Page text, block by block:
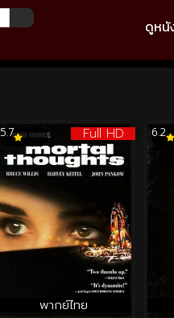
ดูหนั
Full HD
พากย์ไทย
5.7 6.2